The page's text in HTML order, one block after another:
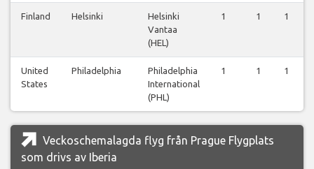
Finland Helsinki
Helsinki
Vantaa
(HEL)
1 1 1
United
States
Philadelphia
Philadelphia
International
(PHL)
1 1 1
Veckoschemalagda flyg från Prague Flygplats
som drivs av Iberia